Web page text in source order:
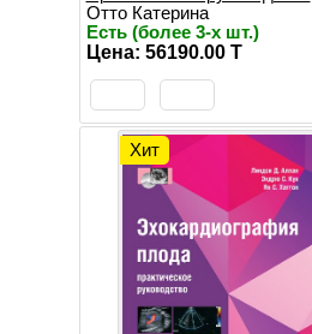
Отто Катерина
Есть (более 3-х шт.)
Цена: 56190.00 T
Хит